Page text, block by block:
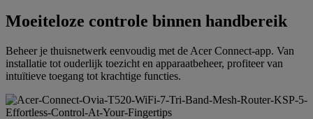
Moeiteloze controle binnen handbereik
Beheer je thuisnetwerk eenvoudig met de Acer Connect-app. Van
installatie tot ouderlijk toezicht en apparaatbeheer, profiteer van
intuïtieve toegang tot krachtige functies.